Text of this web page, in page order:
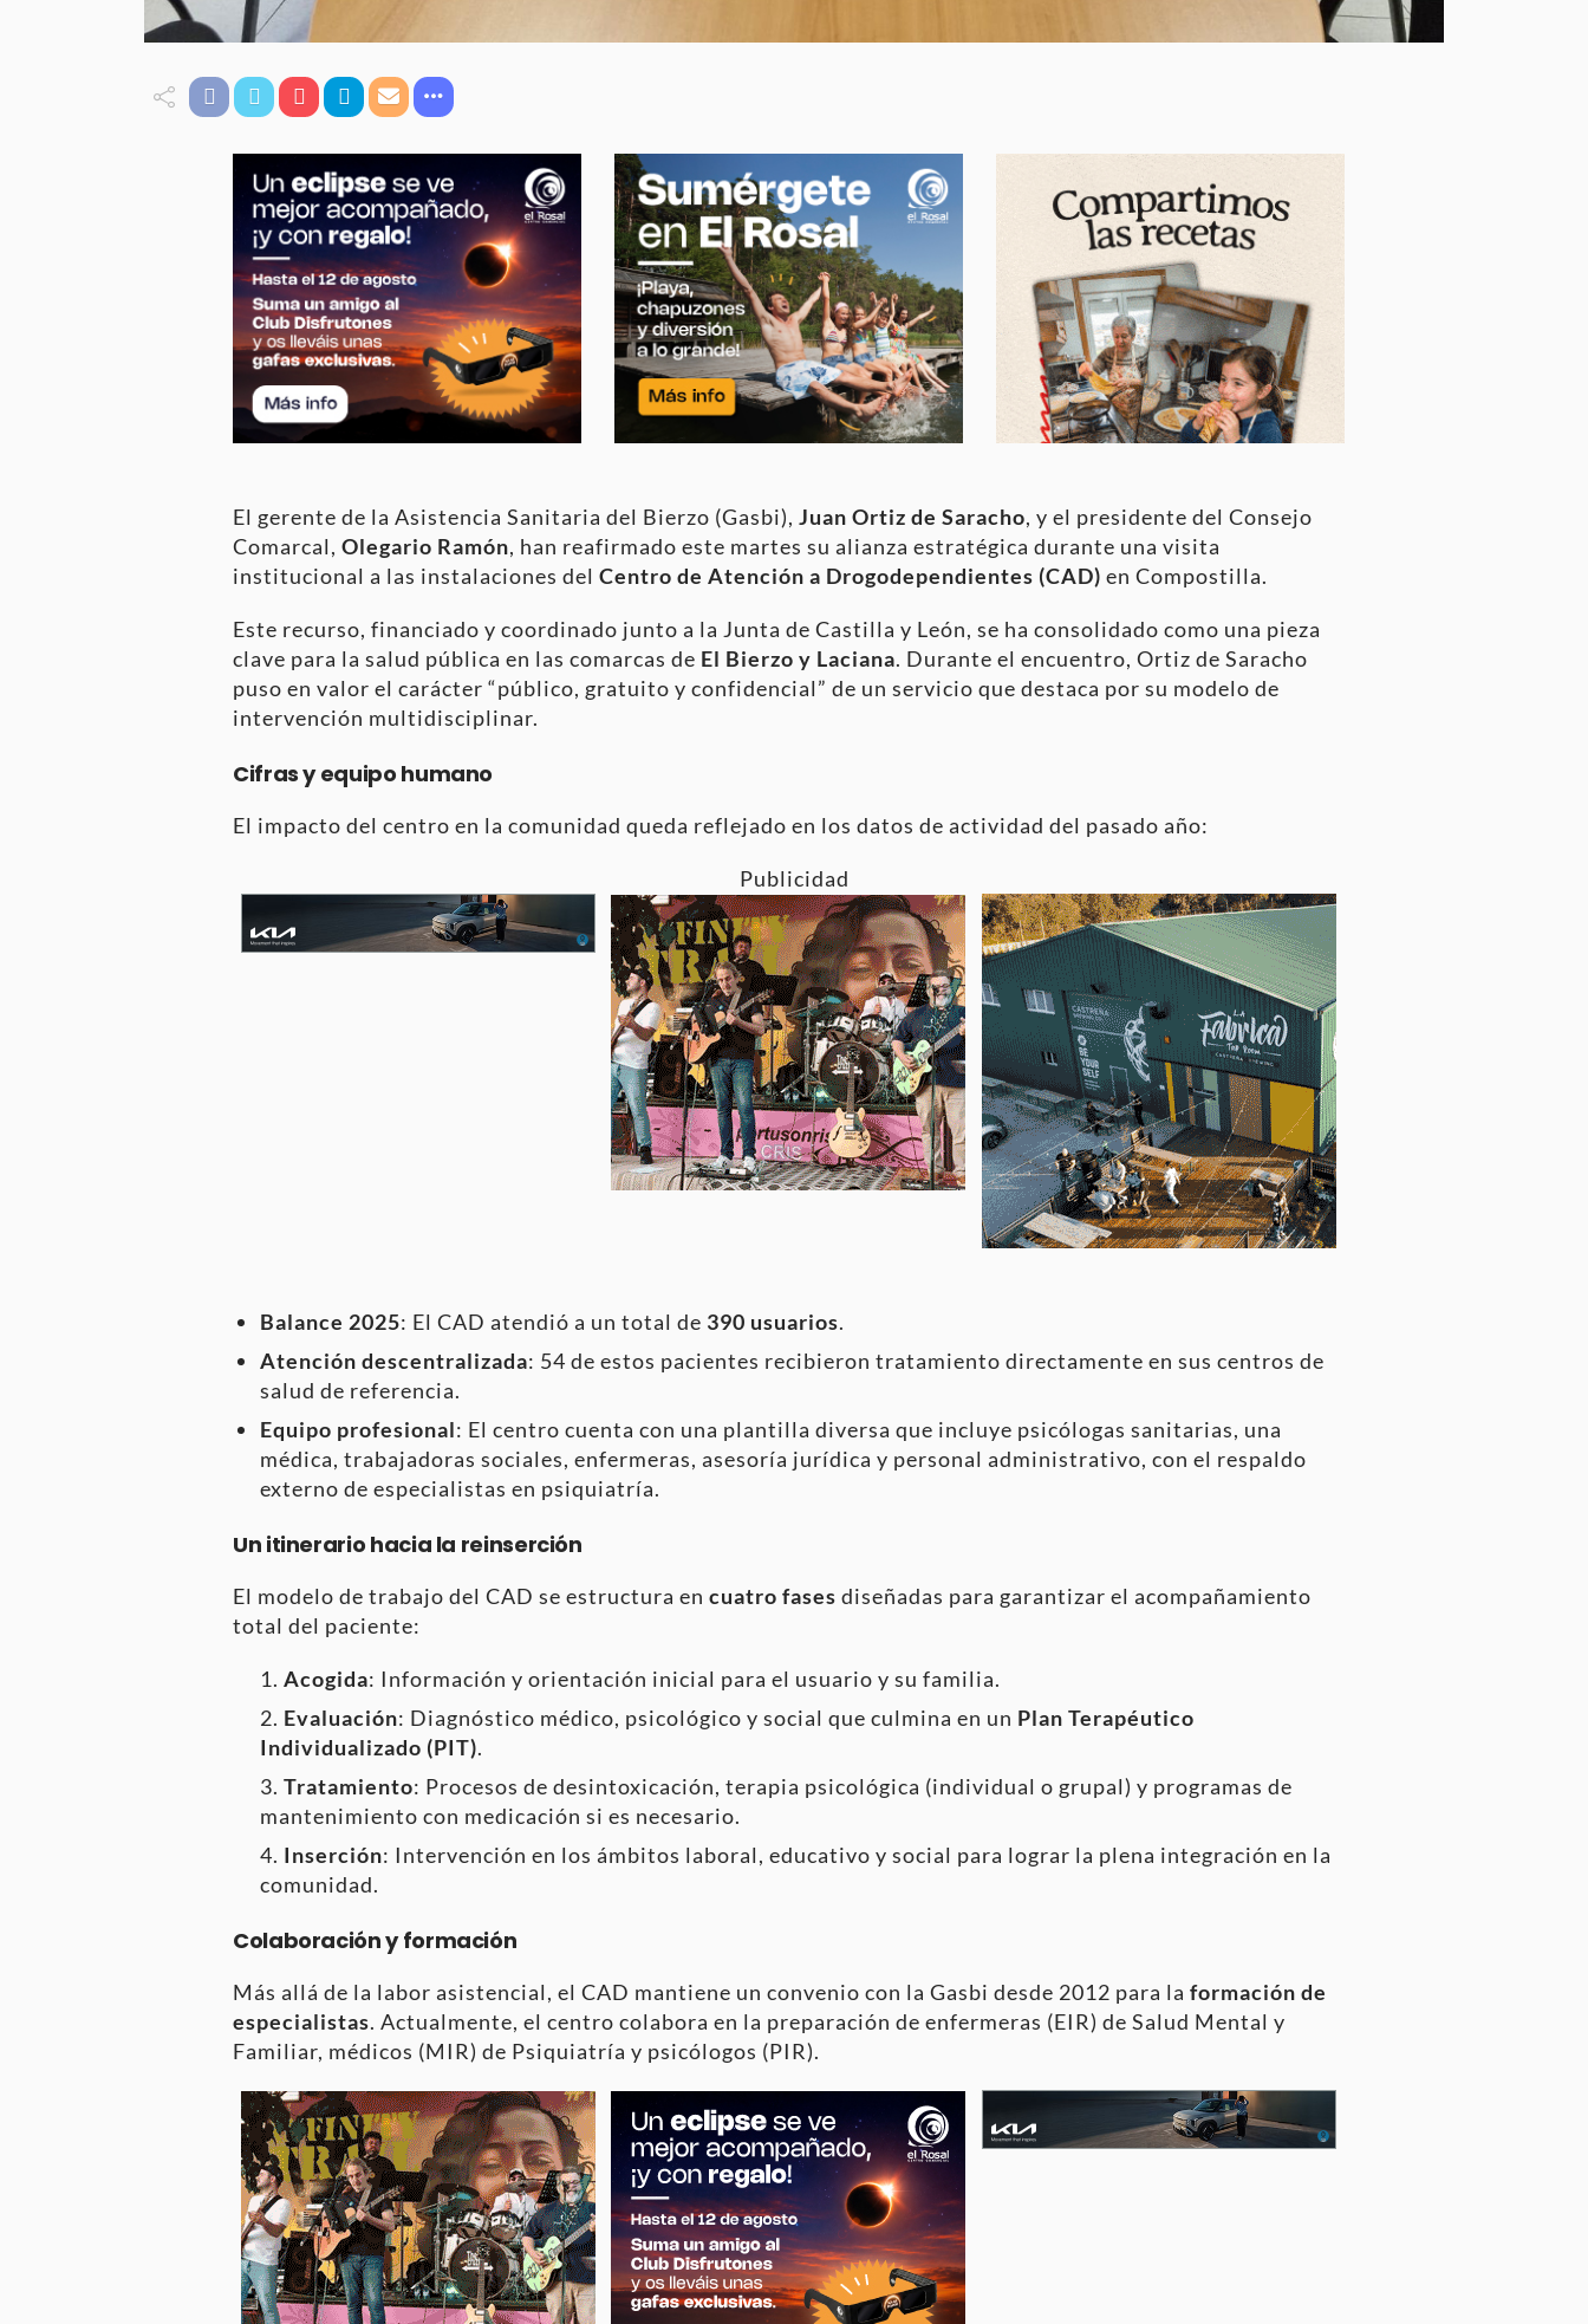
El gerente de la Asistencia Sanitaria del Bierzo (Gasbi), Juan Ortiz de Saracho, y el presidente del Consejo
Comarcal, Olegario Ramón, han reafirmado este martes su alianza estratégica durante una visita
institucional a las instalaciones del Centro de Atención a Drogodependientes (CAD) en Compostilla.
Este recurso, financiado y coordinado junto a la Junta de Castilla y León, se ha consolidado como una pieza
clave para la salud pública en las comarcas de El Bierzo y Laciana. Durante el encuentro, Ortiz de Saracho
puso en valor el carácter “público, gratuito y confidencial” de un servicio que destaca por su modelo de
intervención multidisciplinar.
Cifras y equipo humano
El impacto del centro en la comunidad queda reflejado en los datos de actividad del pasado año:
Publicidad
Balance 2025: El CAD atendió a un total de 390 usuarios.
Atención descentralizada: 54 de estos pacientes recibieron tratamiento directamente en sus centros de
salud de referencia.
Equipo profesional: El centro cuenta con una plantilla diversa que incluye psicólogas sanitarias, una
médica, trabajadoras sociales, enfermeras, asesoría jurídica y personal administrativo, con el respaldo
externo de especialistas en psiquiatría.
Un itinerario hacia la reinserción
El modelo de trabajo del CAD se estructura en cuatro fases diseñadas para garantizar el acompañamiento
total del paciente:
Acogida: Información y orientación inicial para el usuario y su familia.
Evaluación: Diagnóstico médico, psicológico y social que culmina en un Plan Terapéutico
Individualizado (PIT).
Tratamiento: Procesos de desintoxicación, terapia psicológica (individual o grupal) y programas de
mantenimiento con medicación si es necesario.
Inserción: Intervención en los ámbitos laboral, educativo y social para lograr la plena integración en la
comunidad.
Colaboración y formación
Más allá de la labor asistencial, el CAD mantiene un convenio con la Gasbi desde 2012 para la formación de
especialistas. Actualmente, el centro colabora en la preparación de enfermeras (EIR) de Salud Mental y
Familiar, médicos (MIR) de Psiquiatría y psicólogos (PIR).